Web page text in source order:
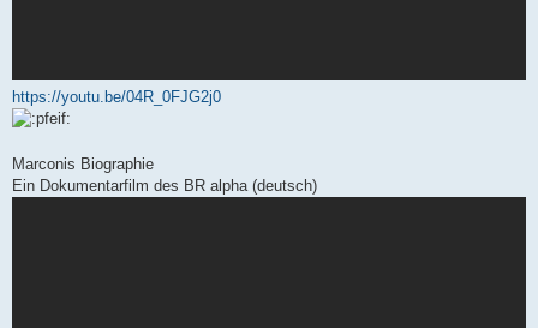
https://youtu.be/04R_0FJG2j0
Marconis Biographie
Ein Dokumentarfilm des BR alpha (deutsch)